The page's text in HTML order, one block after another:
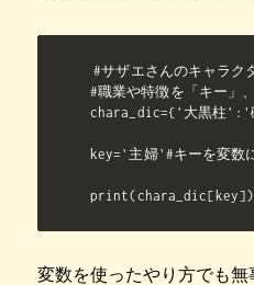
#サザエさんのキャラク
#職業や特徴を「キー」
chara_dic={'大黒柱
key='主婦'#キーを変数
print(chara_dic[key])#
変数を使ったやり方でも無